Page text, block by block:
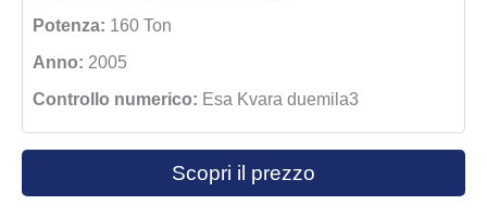
Potenza: 160 Ton
Anno: 2005
Controllo numerico: Esa Kvara duemila3
Scopri il prezzo